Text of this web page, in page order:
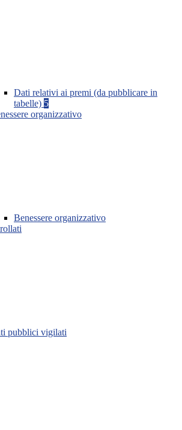
Dati relativi ai premi (da pubblicare in
tabelle) 5
organizzativo
Benessere organizzativo
pubblici vigilati